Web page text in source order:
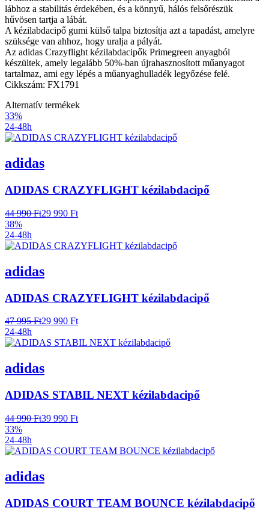
lábhoz a stabilitás érdekében, és a könnyű, hálós felsőrészük
hűvösen tartja a lábát.
A kézilabdacipő gumi külső talpa biztosítja azt a tapadást, amelyre
szüksége van ahhoz, hogy uralja a pályát.
Az adidas Crazyflight kézilabdacipők Primegreen anyagból
készültek, amely legalább 50%-ban újrahasznosított műanyagot
tartalmaz, ami egy lépés a műanyaghulladék legyőzése felé.
Cikkszám: FX1791
Alternatív termékek
33%
24-48h
adidas
ADIDAS CRAZYFLIGHT kézilabdacipő
44 990 Ft29 990 Ft
38%
24-48h
adidas
ADIDAS CRAZYFLIGHT kézilabdacipő
47 995 Ft29 990 Ft
24-48h
adidas
ADIDAS STABIL NEXT kézilabdacipő
44 990 Ft39 990 Ft
33%
24-48h
adidas
ADIDAS COURT TEAM BOUNCE kézilabdacipő